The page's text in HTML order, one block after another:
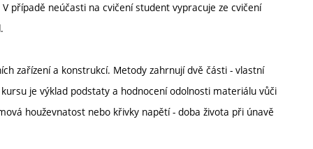
případě neúčasti na cvičení student vypracuje ze cvičení
zařízení a konstrukcí. Metody zahrnují dvě části - vlastní
je výklad podstaty a hodnocení odolnosti materiálu vůči
houževnatost nebo křivky napětí - doba života při únavě